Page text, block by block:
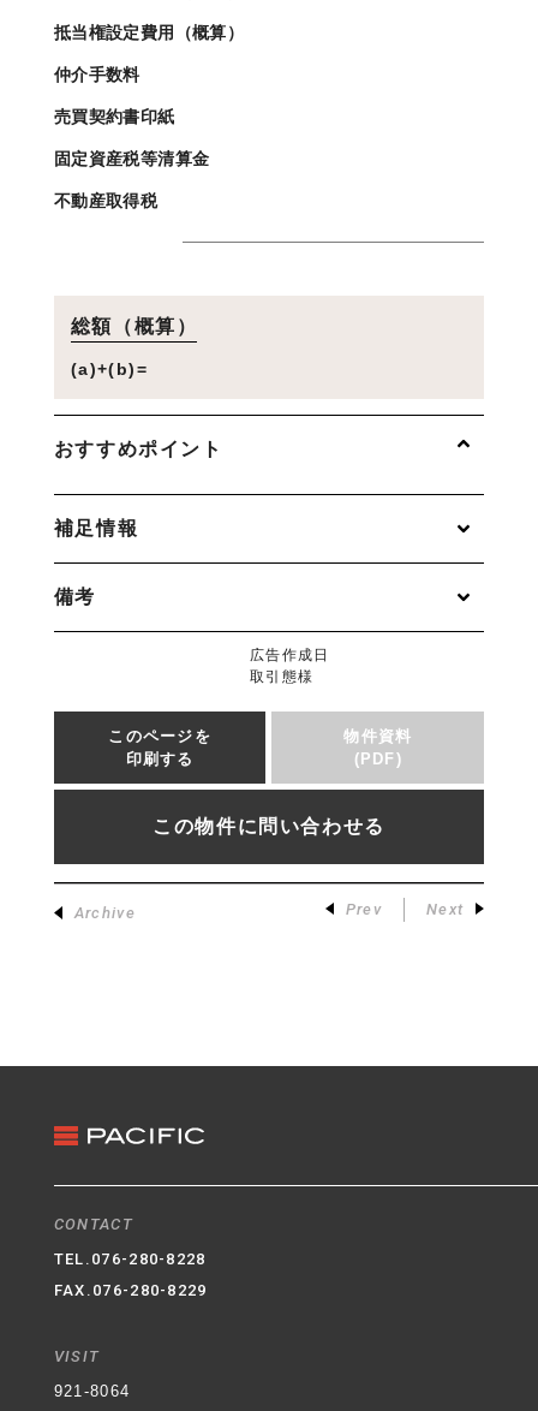
抵当権設定費用（概算）
仲介手数料
売買契約書印紙
固定資産税等清算金
不動産取得税
総額（概算）
(a)+(b)=
おすすめポイント
補足情報
備考
広告作成日
取引態様
このページを
印刷する
物件資料
(PDF)
この物件に問い合わせる
Archive Prev Next
CONTACT
TEL. 076-280-8228
FAX.076-280-8229
VISIT
921-8064